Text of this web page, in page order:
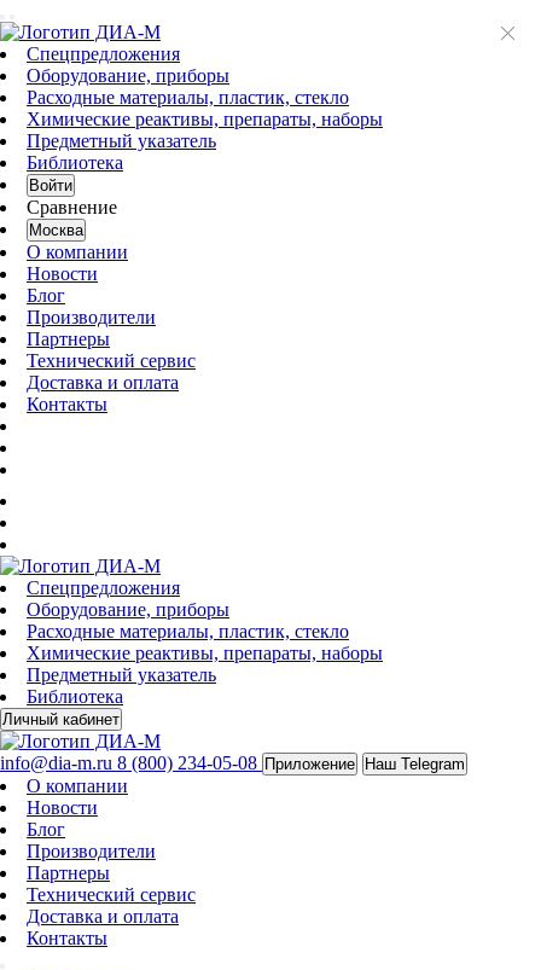
Спецпредложения
Оборудование, приборы
Расходные материалы, пластик, стекло
Химические реактивы, препараты, наборы
Предметный указатель
Библиотека
Войти
Сравнение
Москва
О компании
Новости
Блог
Производители
Партнеры
Технический сервис
Доставка и оплата
Контакты
Спецпредложения
Оборудование, приборы
Расходные материалы, пластик, стекло
Химические реактивы, препараты, наборы
Предметный указатель
Библиотека
Личный кабинет
info@dia-m.ru 8 (800) 234-05-08 Приложение Наш Telegram
О компании
Новости
Блог
Производители
Партнеры
Технический сервис
Доставка и оплата
Контакты